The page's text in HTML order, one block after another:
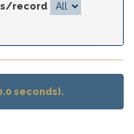
record
seconds).